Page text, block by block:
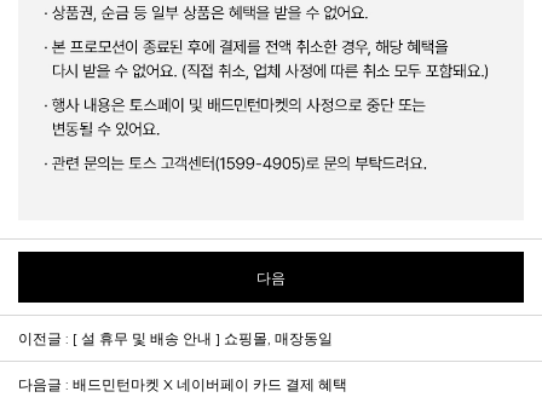
다음
이전글 : [ 설 휴무 및 배송 안내 ] 쇼핑몰, 매장동일
다음글 : 배드민턴마켓 X 네이버페이 카드 결제 혜택